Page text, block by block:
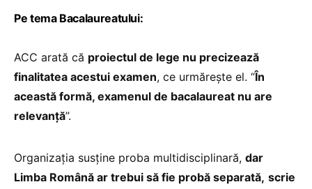
Pe tema Bacalaureatului:
ACC arată că proiectul de lege nu precizează
finalitatea acestui examen, ce urmărește el. “În
această formă, examenul de bacalaureat nu are
relevanță”.
Organizația susține proba multidisciplinară, dar
Limba Română ar trebui să fie probă separată, scrie